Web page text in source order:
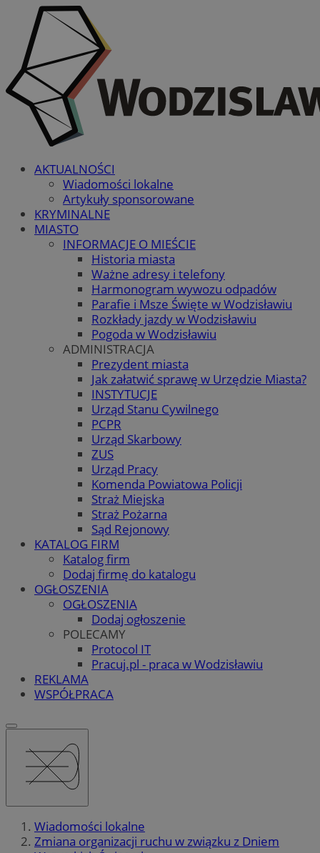
AKTUALNOŚCI
Wiadomości lokalne
Artykuły sponsorowane
KRYMINALNE
MIASTO
INFORMACJE O MIEŚCIE
Historia miasta
Ważne adresy i telefony
Harmonogram wywozu odpadów
Parafie i Msze Święte w Wodzisławiu
Rozkłady jazdy w Wodzisławiu
Pogoda w Wodzisławiu
ADMINISTRACJA
Prezydent miasta
Jak załatwić sprawę w Urzędzie Miasta?
INSTYTUCJE
Urząd Stanu Cywilnego
PCPR
Urząd Skarbowy
ZUS
Urząd Pracy
Komenda Powiatowa Policji
Straż Miejska
Straż Pożarna
Sąd Rejonowy
KATALOG FIRM
Katalog firm
Dodaj firmę do katalogu
OGŁOSZENIA
OGŁOSZENIA
Dodaj ogłoszenie
POLECAMY
Protocol IT
Pracuj.pl - praca w Wodzisławiu
REKLAMA
WSPÓŁPRACA
Wiadomości lokalne
Zmiana organizacji ruchu w związku z Dniem